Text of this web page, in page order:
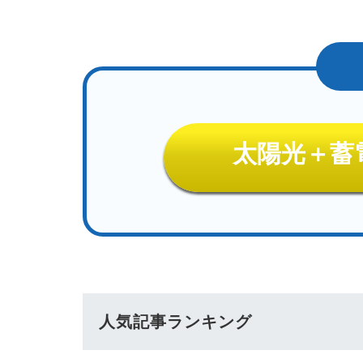
太陽光＋蓄
人気記事ランキング